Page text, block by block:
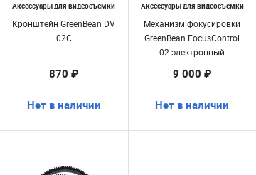
Аксессуары для видеосъемки
Кронштейн GreenBean DV
02C
870 ₽
Нет в наличии
Аксессуары для видеосъемки
Механизм фокусировки
GreenBean FocusControl
02 электронный
9 000 ₽
Нет в наличии